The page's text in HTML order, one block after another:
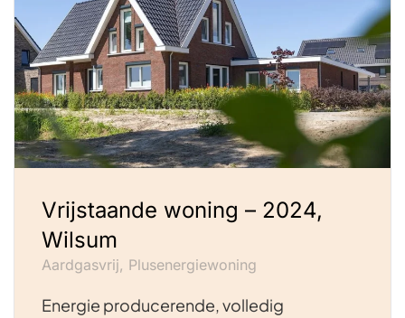
Vrijstaande woning – 2024,
Wilsum
Aardgasvrij, Plusenergiewoning
Energie producerende, volledig